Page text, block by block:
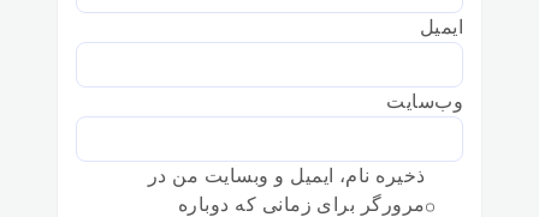
ایمیل
وب‌سایت
ذخیره نام، ایمیل و وبسایت من در
مرورگر برای زمانی که دوباره